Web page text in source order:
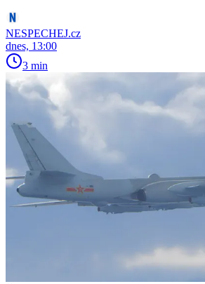
NESPECHEJ.cz
dnes, 13:00
3 min